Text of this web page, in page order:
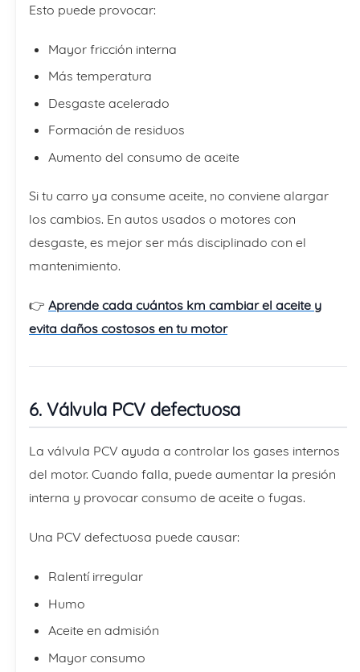
Esto puede provocar:
Mayor fricción interna
Más temperatura
Desgaste acelerado
Formación de residuos
Aumento del consumo de aceite
Si tu carro ya consume aceite, no conviene alargar
los cambios. En autos usados o motores con
desgaste, es mejor ser más disciplinado con el
mantenimiento.
👉 Aprende cada cuántos km cambiar el aceite y
evita daños costosos en tu motor
6. Válvula PCV defectuosa
La válvula PCV ayuda a controlar los gases internos
del motor. Cuando falla, puede aumentar la presión
interna y provocar consumo de aceite o fugas.
Una PCV defectuosa puede causar:
Ralentí irregular
Humo
Aceite en admisión
Mayor consumo